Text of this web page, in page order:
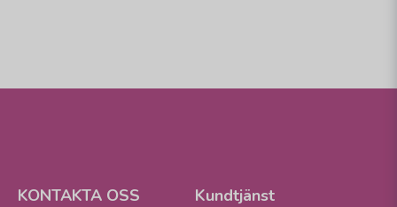
KONTAKTA OSS Kundtjänst